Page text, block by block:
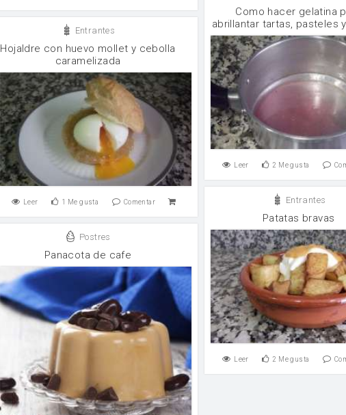
Como hacer gelatina
abrillantar tartas, pasteles
Leer 2 Me gusta
Entrantes
Hojaldre con huevo mollet y cebolla
caramelizada
Leer 1 Me gusta Comentar Entrantes
Patatas bravas
Leer 2 Me gusta
Postres
Panacota de cafe